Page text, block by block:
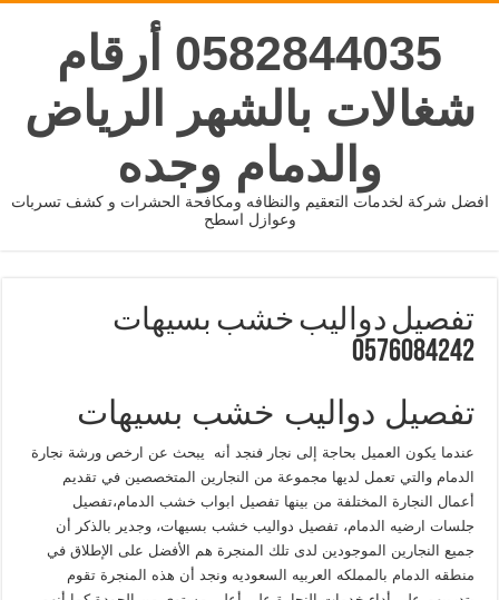
0582844035 أرقام
شغالات بالشهر الرياض
والدمام وجده
افضل شركة لخدمات التعقيم والنظافه ومكافحة الحشرات و كشف تسربات
وعوازل اسطح
تفصيل دواليب خشب بسيهات
0576084242
تفصيل دواليب خشب بسيهات
عندما يكون العميل بحاجة إلى نجار فنجد أنه يبحث عن ارخص ورشة نجارة
الدمام والتي تعمل لديها مجموعة من النجارين المتخصصين في تقديم
أعمال النجارة المختلفة من بينها تفصيل ابواب خشب الدمام،تفصيل
جلسات ارضيه الدمام، تفصيل دواليب خشب بسيهات، وجدير بالذكر أن
جميع النجارين الموجودين لدى تلك المنجرة هم الأفضل على الإطلاق في
منطقه الدمام بالمملكه العربيه السعوديه ونجد أن هذه المنجرة تقوم